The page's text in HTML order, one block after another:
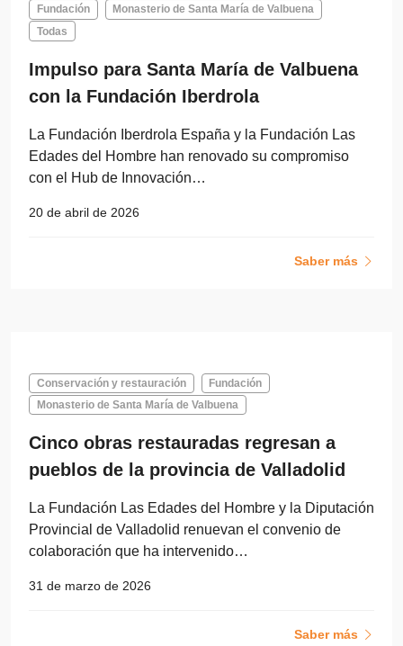
Fundación
Monasterio de Santa María de Valbuena
Todas
Impulso para Santa María de Valbuena
con la Fundación Iberdrola
La Fundación Iberdrola España y la Fundación Las
Edades del Hombre han renovado su compromiso
con el Hub de Innovación…
20 de abril de 2026
Saber más
Conservación y restauración
Fundación
Monasterio de Santa María de Valbuena
Cinco obras restauradas regresan a
pueblos de la provincia de Valladolid
La Fundación Las Edades del Hombre y la Diputación
Provincial de Valladolid renuevan el convenio de
colaboración que ha intervenido…
31 de marzo de 2026
Saber más